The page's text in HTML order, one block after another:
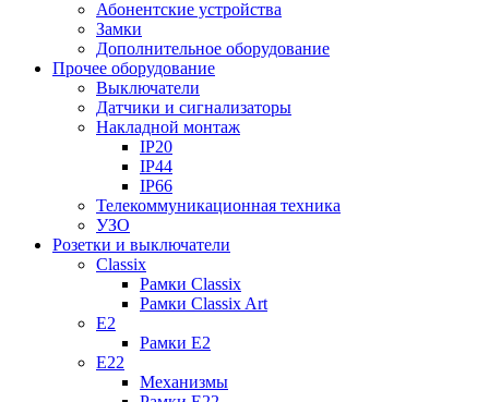
Абонентские устройства
Замки
Дополнительное оборудование
Прочее оборудование
Выключатели
Датчики и сигнализаторы
Накладной монтаж
IP20
IP44
IP66
Телекоммуникационная техника
УЗО
Розетки и выключатели
Classix
Рамки Classix
Рамки Classix Art
E2
Рамки E2
E22
Механизмы